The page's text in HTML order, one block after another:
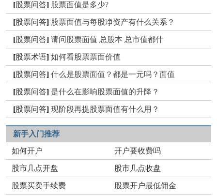
[股票问答] 股票面值是多少?
[股票问答] 股票面值与每股净资产有什么关系？
[股票问答] 请问股票面值 总股本 总市值都什
[股票术语] 如何看股票票面价值
[股票问答] 什么是股票面值？都是一元吗？面值
[股票问答] 是什么在影响股票面值的升降？
[股票问答] 现阶段再提股票面值有什么用？
新手入门推荐
如何开户 开户要收费吗
股市几点开盘 股市几点收盘
股票买卖手续费 股票开户最低佣金